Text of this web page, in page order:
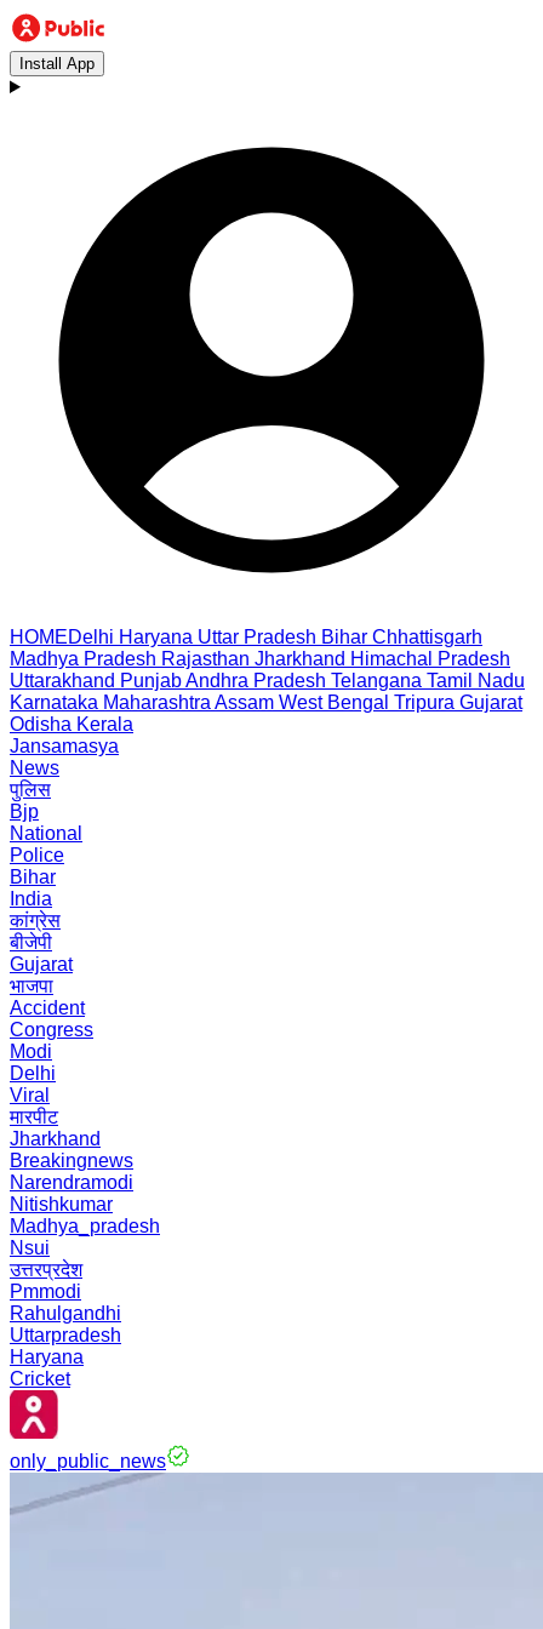
Install App
HOMEDelhi Haryana Uttar Pradesh Bihar Chhattisgarh
Madhya Pradesh Rajasthan Jharkhand Himachal Pradesh
Uttarakhand PunjabAndhra Pradesh Telangana Tamil Nadu
Karnataka Maharashtra Assam West Bengal Tripura Gujarat
Odisha Kerala
Jansamasya
News
पुलिस
Bjp
National
Police
Bihar
India
कांग्रेस
बीजेपी
Gujarat
भाजपा
Accident
Congress
Modi
Delhi
Viral
मारपीट
Jharkhand
Breakingnews
Narendramodi
Nitishkumar
Madhya_pradesh
Nsui
उत्तरप्रदेश
Pmmodi
Rahulgandhi
Uttarpradesh
Haryana
Cricket
only_public_news